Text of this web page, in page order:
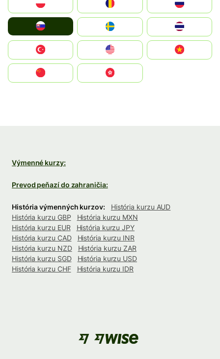
United States
中國香港特別行政區
Výmenné kurzy:
Prevod peňazí do zahraničia:
História výmenných kurzov:
História kurzu AUD
História kurzu GBP
História kurzu MXN
História kurzu EUR
História kurzu JPY
História kurzu CAD
História kurzu INR
História kurzu NZD
História kurzu ZAR
História kurzu SGD
História kurzu USD
História kurzu CHF
História kurzu IDR